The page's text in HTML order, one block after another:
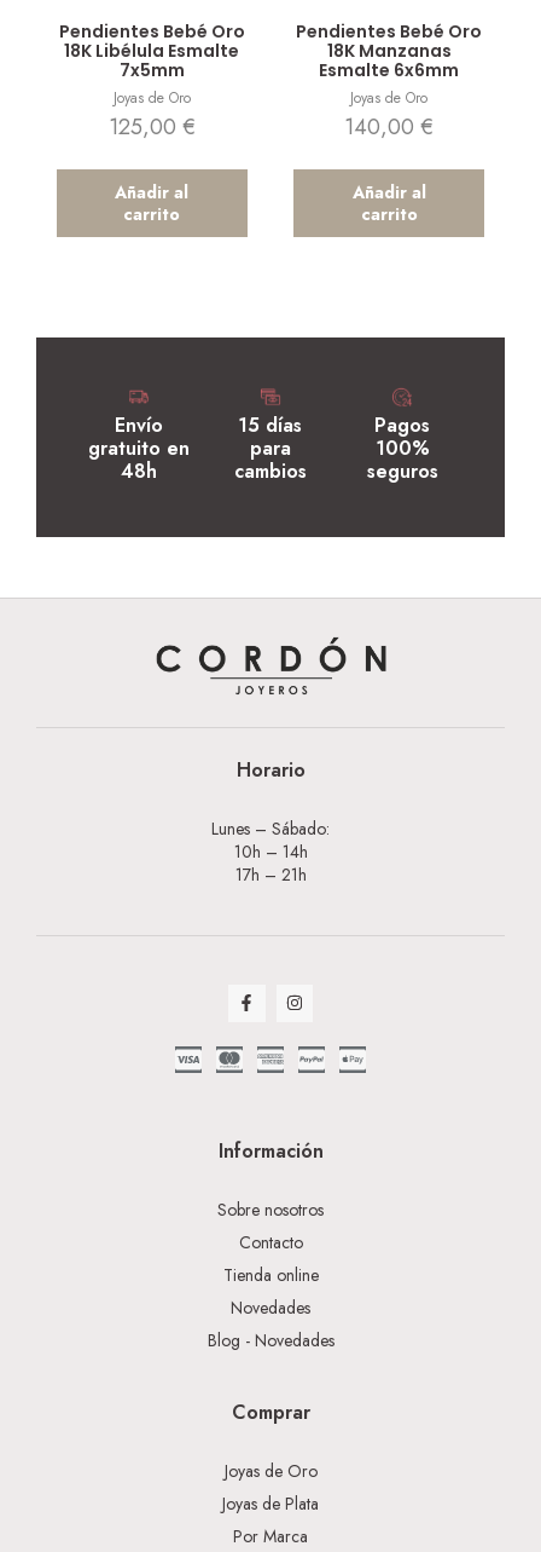
Pendientes Bebé Oro
18K Libélula Esmalte
7x5mm
Joyas de Oro
125,00 €
Añadir al
carrito
Pendientes Bebé Oro
18K Manzanas
Esmalte 6x6mm
Joyas de Oro
140,00€
Añadir al
carrito
Envío
gratuito en
48h
15 días
para
cambios
Pagos
100%
seguros
Horario
Lunes – Sábado:
10h – 14h
17h – 21h
Información
Sobre nosotros
Contacto
Tienda online
Novedades
Blog - Novedades
Comprar
Joyas de Oro
Joyas de Plata
Por Marca